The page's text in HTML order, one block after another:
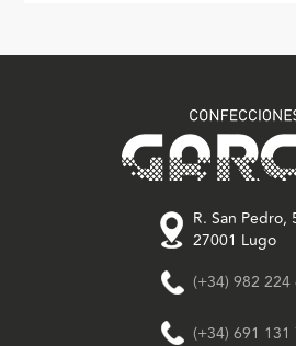
R. San Pedro,
27001 Lugo
(+34) 982 224
(+34) 691 131